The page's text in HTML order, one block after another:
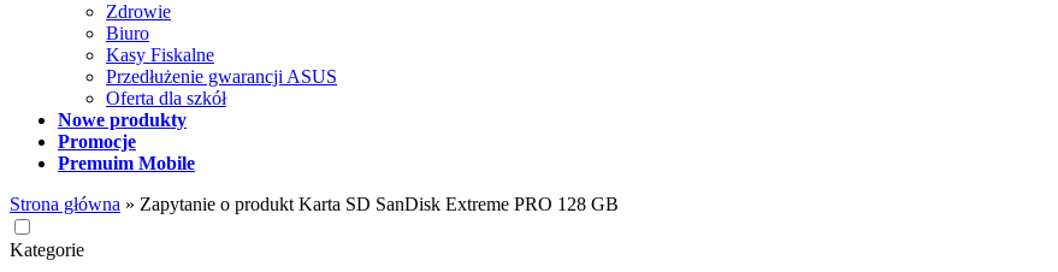
Zdrowie
Biuro
Kasy Fiskalne
Przedłużenie gwarancji ASUS
Oferta dla szkół
Nowe produkty
Promocje
Premuim Mobile
Strona główna » Zapytanie o produkt Karta SD SanDisk Extreme PRO 128 GB
Kategorie